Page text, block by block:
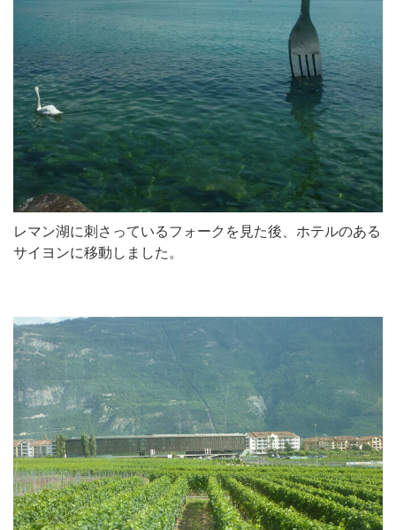
レマン湖に刺さっているフォークを見た後、ホテルのある
サイヨンに移動しました。